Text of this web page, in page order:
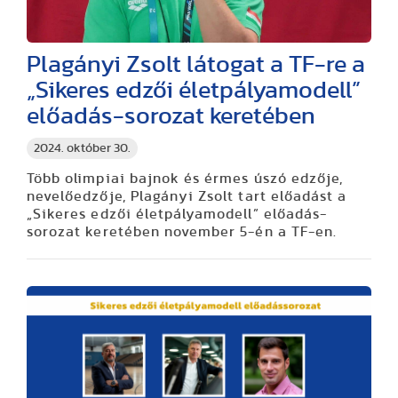
2024. október 30.
Plagányi Zsolt látogat a TF-re a
„Sikeres edzői életpályamodell”
előadás-sorozat keretében
Több olimpiai bajnok és érmes úszó edzője,
nevelőedzője, Plagányi Zsolt tart előadást a
„Sikeres edzői életpályamodell” előadás-
sorozat keretében november 5-én a TF-en.